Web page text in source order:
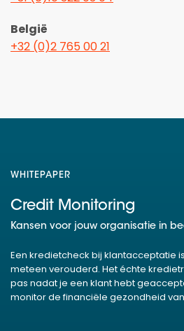
België
+32 (0)2 765 00 21
WHITEPAPER
Credit Monitoring
Kansen voor jouw organisatie in
Een kredietcheck bij klantacceptatie
meteen verouderd. Het échte
pas nadat je een klant hebt
monitor de financiële gezondheid